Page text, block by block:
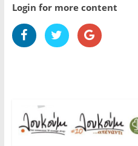
Login for more content